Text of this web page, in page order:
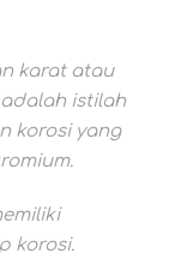
karat atau
istilah
korosi yang
korosi.